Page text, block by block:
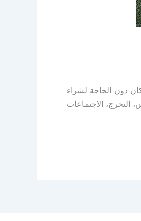
دون الحاجة لشراء
الاجتماعات